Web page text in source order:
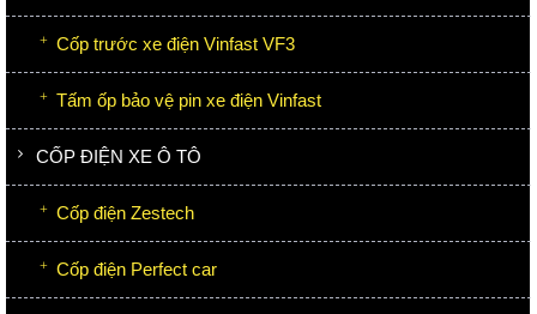
Cốp trước xe điện Vinfast VF3
Tấm ốp bảo vệ pin xe điện Vinfast
CỐP ĐIỆN XE Ô TÔ
Cốp điện Zestech
Cốp điện Perfect car